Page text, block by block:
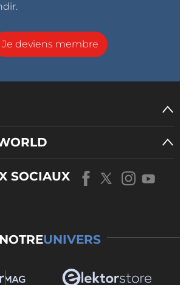
Je deviens membre
SOCIAUX
NOTREUNIVERS